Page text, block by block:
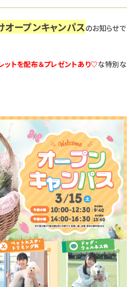
ープンキャンパスのお知らせで
ットを配布＆プレゼントあり♡な特別な